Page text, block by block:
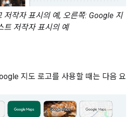
저작자 표시의 예, 오른쪽: Google 지
트 저작자 표시의 예
지도 로고를 사용할 때는 다음 요